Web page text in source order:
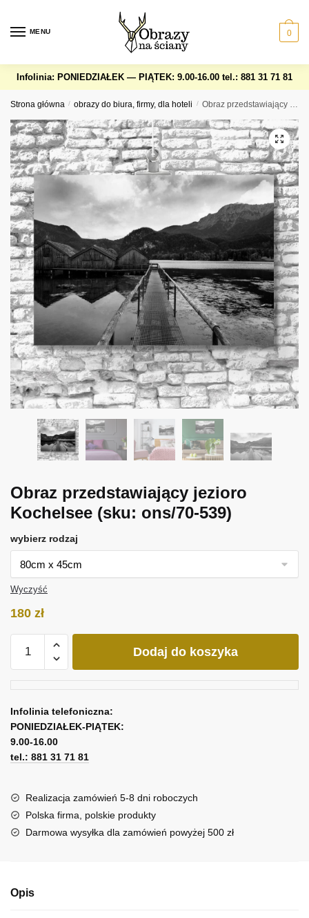
navigation
content
MENU 0
Infolinia: PONIEDZIAŁEK — PIĄTEK: 9.00-16.00 tel.: 881 31 71 81
Strona główna / obrazy do biura, firmy, dla hoteli / Obraz przedstawiający jezioro Kochelsee
Obraz przedstawiający jezioro
Kochelsee (sku: ons/70-539)
wybierz rodzaj
Wyczyść
180 zł
Obraz
Kochelsee
Dodaj do koszyka
Infolinia telefoniczna:
PONIEDZIAŁEK-PIĄTEK:
9.00-16.00
tel.: 881 31 71 81
Realizacja zamówień 5-8 dni roboczych
Polska firma, polskie produkty
Darmowa wysyłka dla zamówień powyżej 500 zł
Opis